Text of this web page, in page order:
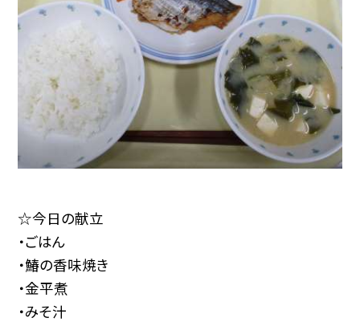
☆今日の献立
・ごはん
・鰆の香味焼き
・金平煮
・みそ汁